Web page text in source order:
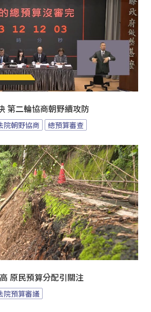
第二輪協商朝野續攻防
院朝野協商 總預算審查
原民預算分配引關注
院預算審議